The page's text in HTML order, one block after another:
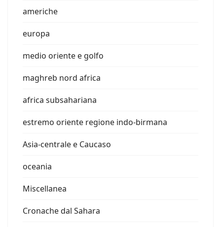
americhe
europa
medio oriente e golfo
maghreb nord africa
africa subsahariana
estremo oriente regione indo-birmana
Asia-centrale e Caucaso
oceania
Miscellanea
Cronache dal Sahara